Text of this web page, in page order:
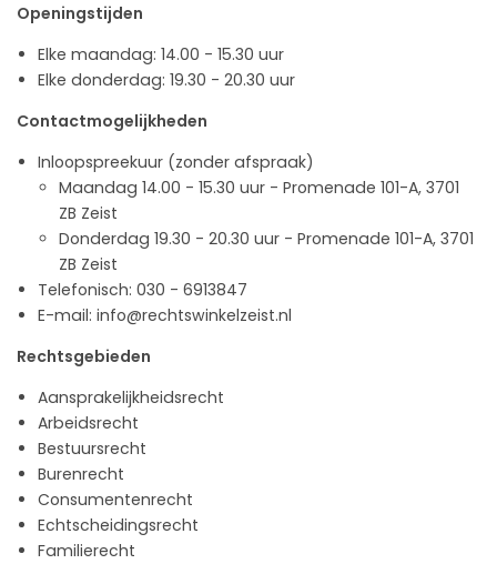
Openingstijden
Elke maandag: 14.00 - 15.30 uur
Elke donderdag: 19.30 - 20.30 uur
Contactmogelijkheden
Inloopspreekuur (zonder afspraak)
Maandag 14.00 - 15.30 uur - Promenade 101-A, 3701
ZB Zeist
Donderdag 19.30 - 20.30 uur - Promenade 101-A, 3701
ZB Zeist
Telefonisch: 030 - 6913847
E-mail: info@rechtswinkelzeist.nl
Rechtsgebieden
Aansprakelijkheidsrecht
Arbeidsrecht
Bestuursrecht
Burenrecht
Consumentenrecht
Echtscheidingsrecht
Familierecht